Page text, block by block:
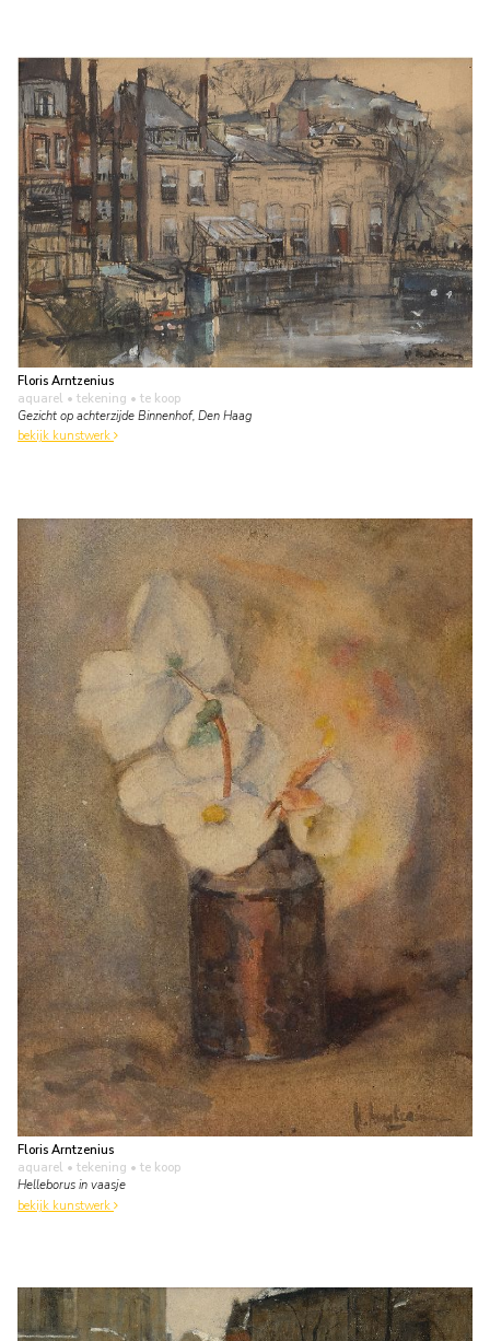
Floris Arntzenius
aquarel • tekening • te koop
Gezicht op achterzijde Binnenhof, Den Haag
bekijk kunstwerk
Floris Arntzenius
aquarel • tekening • te koop
Helleborus in vaasje
bekijk kunstwerk